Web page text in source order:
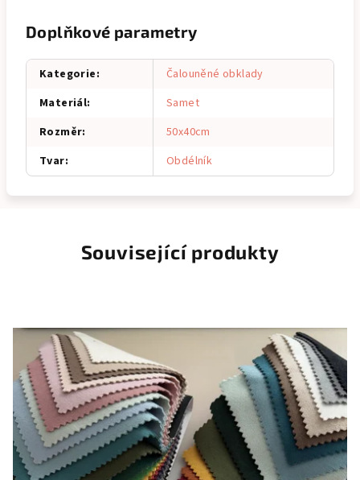
Doplňkové parametry
Kategorie:
Čalouněné obklady
Materiál:
Samet
Rozměr:
50x40cm
Tvar: Obdélník
Související produkty